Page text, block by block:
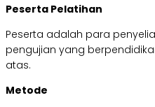
Peserta Pelatihan
Peserta adalah para
pengujian yang
atas.
Metode